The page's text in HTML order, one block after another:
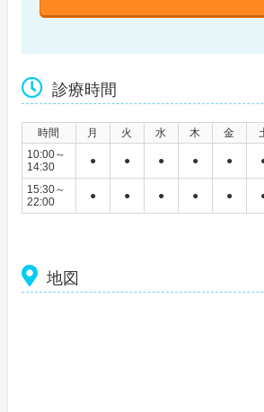
診療時間
時間 月 火 水 木 金
10:00～
14:30
● ● ● ● ●
15:30～
22:00
● ● ● ● ●
地図